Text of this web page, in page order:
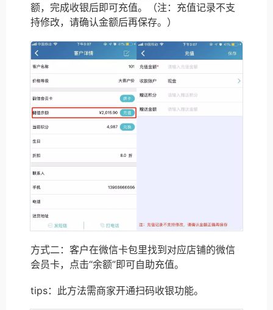
额，完成收银后即可充值。（注：充值记录不支
持修改，请确认金额后再保存。）
方式二：客户在微信卡包里找到对应店铺的微信
会员卡，点击“余额”即可自助充值。
tips：此方法需商家开通扫码收银功能。